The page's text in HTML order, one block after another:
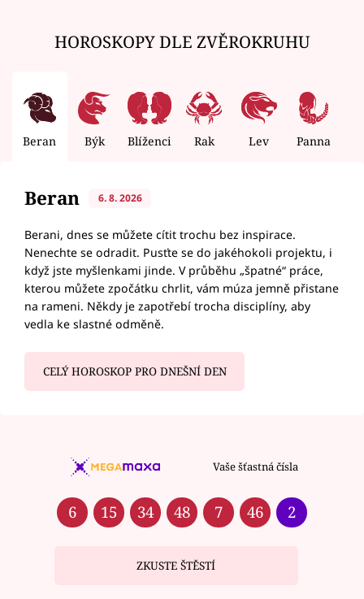
HOROSKOPY DLE ZVĚROKRUHU
Beran Býk Blíženci Rak Lev Panna
Beran 6. 8. 2026
Berani, dnes se můžete cítit trochu bez inspirace.
Nenechte se odradit. Pusťte se do jakéhokoli projektu, i
když jste myšlenkami jinde. V průběhu „špatné“ práce,
kterou můžete zpočátku chrlit, vám múza jemně přistane
na rameni. Někdy je zapotřebí trocha disciplíny, aby
vedla ke slastné odměně.
CELÝ HOROSKOP PRO DNEŠNÍ DEN
Vaše šťastná čísla
6 15 34 48 7 46 2
ZKUSTE ŠTĚSTÍ